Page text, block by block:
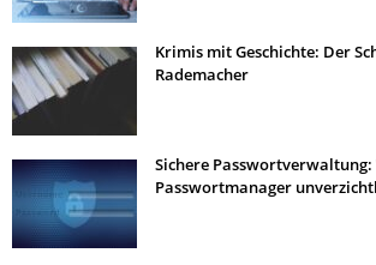
Krimis mit Geschichte: Der
Rademacher
Sichere
Passwortmanager